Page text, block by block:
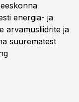
energia- ja
arvamusliidrite ja
suurematest